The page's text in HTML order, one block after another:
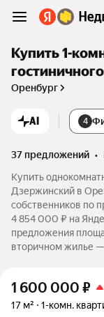
Купить 1-
Оренбург
AI 4
37 предложений •
Купить
Дзержинский в
собственников по
4 854 000 ₽ на
предложения
вторичном жилье —
1 600 000 ₽
17 м² 1-комн.